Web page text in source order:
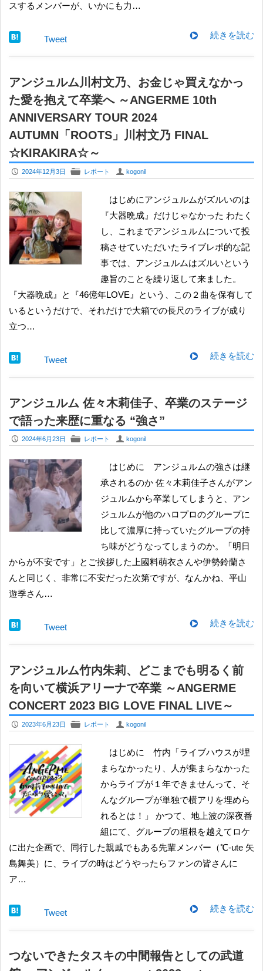
スするメンバーが、いかにも力…
続きを読む
Tweet
アンジュルム川村文乃、お金じゃ買えなかっ
た愛を抱えて卒業へ ～ANGERME 10th
ANNIVERSARY TOUR 2024
AUTUMN「ROOTS」川村文乃 FINAL
☆KIRAKIRA☆～
P 2024年12月3日 F レポート U kogonil
はじめにアンジュルムがズルいのは
『大器晩成』だけじゃなかった わたく
し、これまでアンジュルムについて投
稿させていただいたライブレポ的な記
事では、アンジュルムはズルいという
趣旨のことを繰り返して来ました。
『大器晩成』と『46億年LOVE』という、この２曲を保有して
いるというだけで、それだけで大箱での長尺のライブが成り
立つ…
続きを読む
Tweet
アンジュルム 佐々木莉佳子、卒業のステージ
で語った来歴に重なる “強さ”
P 2024年6月23日 F レポート U kogonil
はじめに アンジュルムの強さは継
承されるのか 佐々木莉佳子さんがアン
ジュルムから卒業してしまうと、アン
ジュルムが他のハロプロのグループに
比して濃厚に持っていたグループの持
ち味がどうなってしまうのか。「明日
からが不安です」とご挨拶した上國料萌衣さんや伊勢鈴蘭さ
んと同じく、非常に不安だった次第ですが、なんかね、平山
遊季さん…
続きを読む
Tweet
アンジュルム竹内朱莉、どこまでも明るく前
を向いて横浜アリーナで卒業 ～ANGERME
CONCERT 2023 BIG LOVE FINAL LIVE～
P 2023年6月23日 F レポート U kogonil
はじめに 竹内「ライブハウスが埋
まらなかったり、人が集まらなかった
からライブが１年できませんって、そ
んなグループが単独で横アリを埋めら
れるとは！」 かつて、地上波の深夜番
組にて、グループの垣根を越えてロケ
に出た企画で、同行した親戚でもある先輩メンバー（℃-ute 矢
島舞美）に、ライブの時はどうやったらファンの皆さんに
ア…
続きを読む
Tweet
つないできたタスキの中間報告としての武道